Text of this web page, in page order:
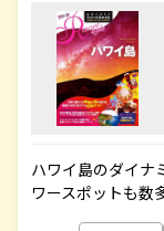
ハワイ島のダイナ
ワースポットも数